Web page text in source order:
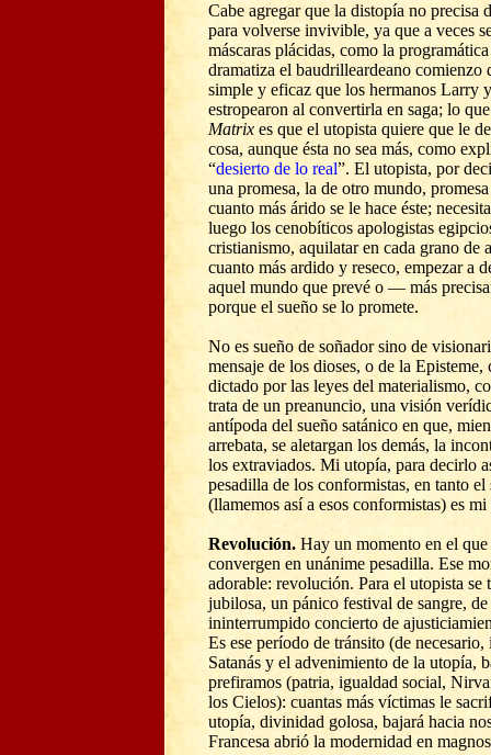
Cabe agregar que la distopía no precisa
para volverse invivible, ya que a veces
máscaras plácidas, como la
dramatiza el baudrilleardeano comienzo
simple y eficaz que los hermanos Larry
estropearon al convertirla en saga; lo
Matrix es que el utopista quiere que le
cosa, aunque ésta no sea más, como
“desierto de lo real”. El utopista, por
una promesa, la de otro mundo,
cuanto más árido se le hace éste;
luego los cenobíticos apologistas
cristianismo, aquilatar en cada grano de
cuanto más ardido y reseco, empezar a
aquel mundo que prevé o — más
porque el sueño se lo promete.
No es sueño de soñador sino de
mensaje de los dioses, o de la
dictado por las leyes del materialismo,
trata de un preanuncio, una visión
antípoda del sueño satánico en que,
arrebata, se aletargan los demás, la
los extraviados. Mi utopía, para decirlo
pesadilla de los conformistas, en tanto el
(llamemos así a esos conformistas) es
Revolución. Hay un momento en el
convergen en unánime pesadilla. Ese
adorable: revolución. Para el utopista se
jubilosa, un pánico festival de sangre,
ininterrumpido concierto de
Es ese período de tránsito (de
Satanás y el advenimiento de la utopía,
prefiramos (patria, igualdad social,
los Cielos): cuantas más víctimas le
utopía, divinidad golosa, bajará hacia
Francesa abrió la modernidad en